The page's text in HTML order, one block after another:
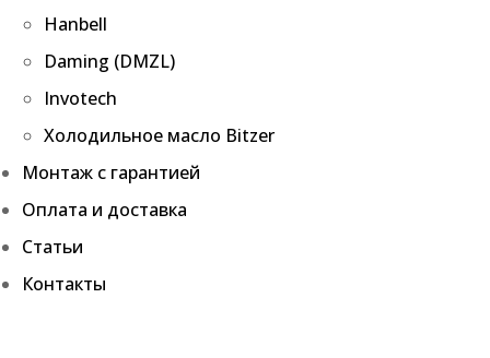
Hanbell
Daming (DMZL)
Invotech
Холодильное масло Bitzer
Монтаж с гарантией
Оплата и доставка
Статьи
Контакты